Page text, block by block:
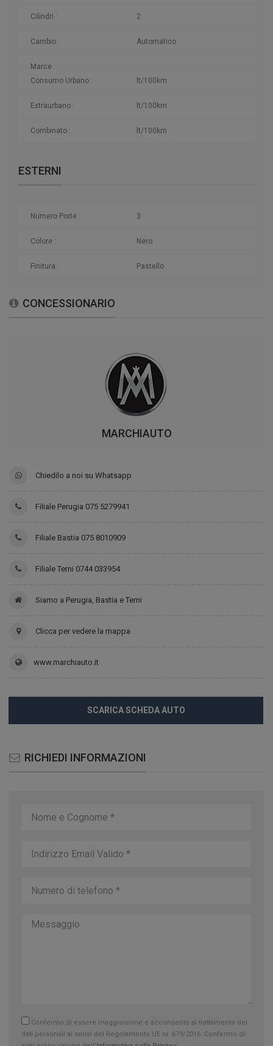
Cilindri : 2
Cambio : Automatico
Marce :
Consumo Urbano :
lt/100km
Extraurbano : lt/100km
Combinato : lt/100km
ESTERNI
Numero Porte : 3
Colore : Nero
Finitura : Pastello
CONCESSIONARIO
MARCHIAUTO
Chiedilo a noi su Whatsapp
Filiale Perugia 075 5279941
Filiale Bastia 075 8010909
Filiale Terni 0744 033954
Siamo a Perugia, Bastia e Terni
Clicca per vedere la mappa
www.marchiauto.it
SCARICA SCHEDA AUTO
RICHIEDI INFORMAZIONI
Confermo di essere maggiorenne e acconsento al trattamento dei
dati personali ai sensi del Regolamento UE nr. 679/2016. Confermo di